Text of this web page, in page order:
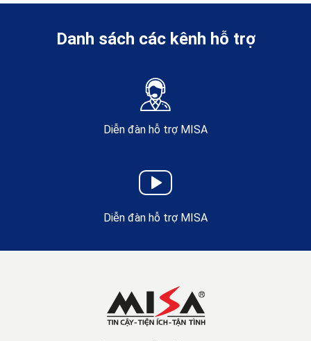
Danh sách các kênh hỗ trợ
Diễn đàn hỗ trợ MISA
Diễn đàn hỗ trợ MISA